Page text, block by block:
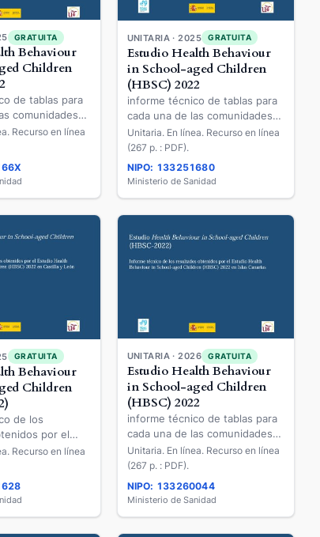
GRATUITA
Behaviour
Children
de tablas para
comunidades
los resultados
Estudio Health
2022 en el
Recurso en línea
UNITARIA · 2025 GRATUITA
Estudio Health Behaviour
in School-aged Children
(HBSC) 2022
informe técnico de tablas para
cada una de las comunidades
autónomas de los resultados
obtenidos por el Estudio Health
Children (HBSC) 2022 en
Unitaria. En línea. Recurso en línea
(267 p. : PDF).
NIPO: 133251680
Ministerio de Sanidad
GRATUITA
Behaviour
Children
de los
por el
Behaviour in
(HBSC)
Recurso en línea
UNITARIA · 2026 GRATUITA
Estudio Health Behaviour
in School-aged Children
(HBSC) 2022
informe técnico de tablas para
cada una de las comunidades
autónomas de los resultados
obtenidos por el Estudio Health
Children (HBSC) 2022 en
Unitaria. En línea. Recurso en línea
(267 p. : PDF).
NIPO: 133260044
Ministerio de Sanidad